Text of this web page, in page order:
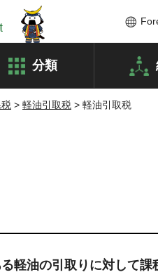
分類
> 軽油引取税 > 軽油引取税
軽油の引取りに対して課